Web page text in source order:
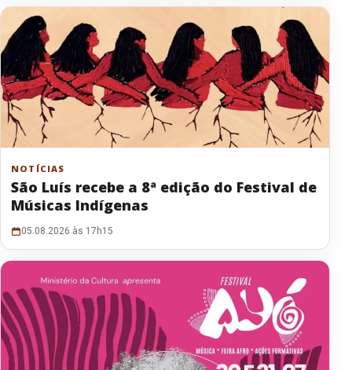
NOTÍCIAS
São Luís recebe a 8ª edição do Festival de
Músicas Indígenas
05.08.2026 às 17h15